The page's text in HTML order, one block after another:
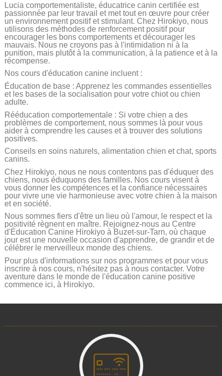
Lucia comportementaliste, éducatrice canin certifiée est
passionnée par leur travail et met tout en œuvre pour créer
un environnement positif et stimulant. Chez Hirokiyo, nous
utilisons des méthodes de renforcement positif pour
encourager les bons comportements et décourager les
mauvais. Nous ne croyons pas à l'intimidation ni à la
punition, mais plutôt à la communication, à la patience et à la
récompense.
Nos cours d'éducation canine incluent :
Éducation de base : Apprenez les commandes essentielles
et les bases de la socialisation pour votre chiot ou chien
adulte.
Rééducation comportementale : Si votre chien a des
problèmes de comportement, nous sommes là pour vous
aider à comprendre les causes et à trouver des solutions
positives.
Conseils en soins naturels, alimentation chien et chat, sports
canins.
Chez Hirokiyo, nous ne nous contentons pas d'éduquer des
chiens, nous éduquons des familles. Nos cours visent à
vous donner les compétences et la confiance nécessaires
pour vivre une vie harmonieuse avec votre chien à la maison
et en société.
Nous sommes fiers d'être un lieu où l'amour, le respect et la
positivité règnent en maître. Rejoignez-nous au Centre
d'Éducation Canine Hirokiyo à Buzet-sur-Tarn, où chaque
jour est une nouvelle occasion d'apprendre, de grandir et de
célébrer le merveilleux monde des chiens.
Pour plus d'informations sur nos programmes et pour vous
inscrire à nos cours, n'hésitez pas à nous contacter. Votre
aventure dans le monde de l'éducation canine positive
commence ici, à Hirokiyo.